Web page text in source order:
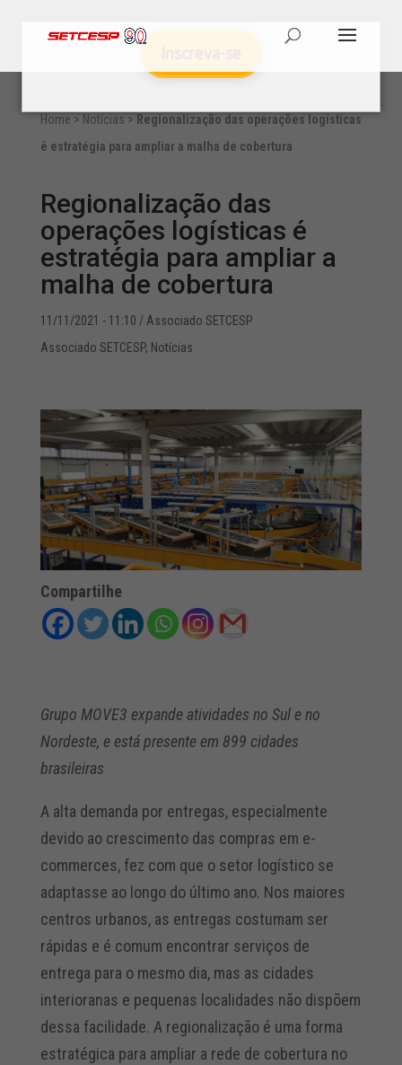
Home > Notícias > Regionalização das operações logísticas
é estratégia para ampliar a malha de cobertura
Regionalização das
operações logísticas é
estratégia para ampliar a
malha de cobertura
11/11/2021 - 11:10 / Associado SETCESP
Associado SETCESP, Notícias
Compartilhe
Grupo MOVE3 expande atividades no Sul e no
Nordeste, e está presente em 899 cidades
brasileiras
A alta demanda por entregas, especialmente
devido ao crescimento das compras em e-
commerces, fez com que o setor logístico se
adaptasse ao longo do último ano. Nos maiores
centros urbanos, as entregas costumam ser
rápidas e é comum encontrar serviços de
entrega para o mesmo dia, mas as cidades
interioranas e pequenas localidades não dispõem
dessa facilidade. A regionalização é uma forma
estratégica para ampliar a rede de cobertura no